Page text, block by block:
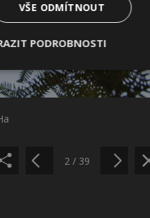
Sdílet na Facebooku
2 / 39
VŠE ODMÍTNOUT
PODROBNOSTI
Výkonové
soubory
Soubory
cílení
soubory